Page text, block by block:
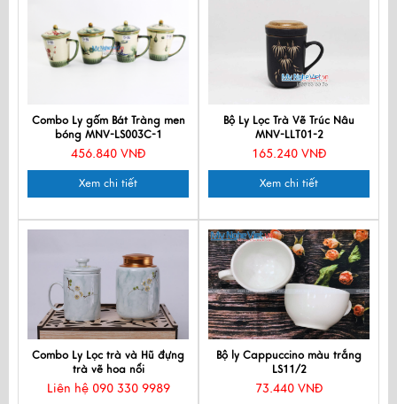
Combo Ly gốm Bát Tràng men
bóng MNV-LS003C-1
456.840 VNĐ
Xem chi tiết
Bộ Ly Lọc Trà Vẽ Trúc Nâu
MNV-LLT01-2
165.240 VNĐ
Xem chi tiết
Combo Ly Lọc trà và Hũ đựng
trà vẽ hoa nổi
Liên hệ 090 330 9989
Bộ ly Cappuccino màu trắng
LS11/2
73.440 VNĐ